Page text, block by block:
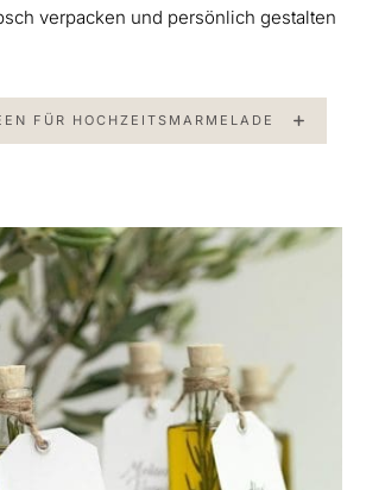
verpacken und persönlich gestalten
FÜR HOCHZEITSMARMELADE